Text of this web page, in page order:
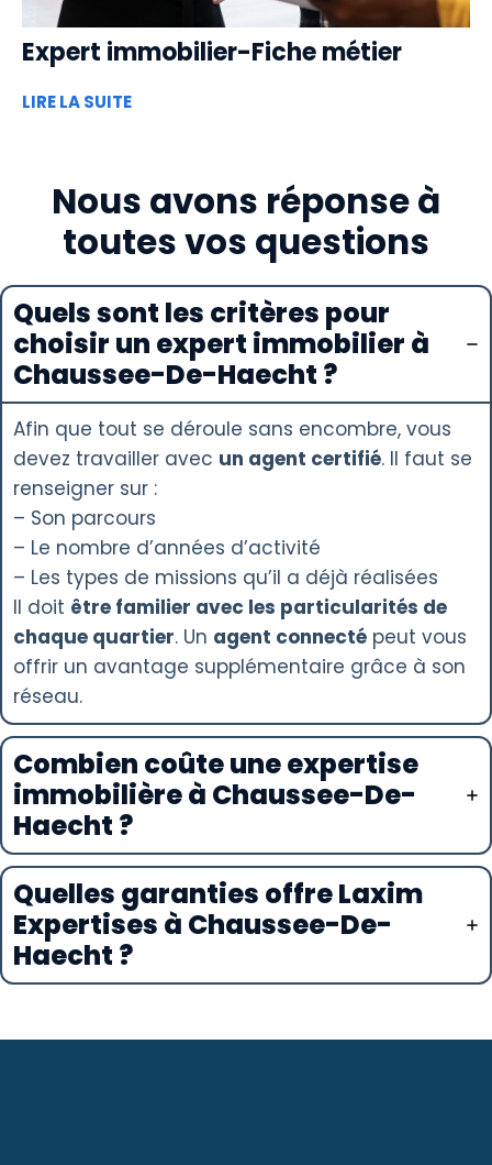
Expert immobilier-Fiche métier
LIRE LA SUITE
Nous avons réponse à
toutes vos questions
Quels sont les critères pour
choisir un expert immobilier à
Chaussee-De-Haecht ?
Afin que tout se déroule sans encombre, vous
devez travailler avec un agent certifié. Il faut se
renseigner sur :
– Son parcours
– Le nombre d’années d’activité
– Les types de missions qu’il a déjà réalisées
Il doit être familier avec les particularités de
chaque quartier. Un agent connecté peut vous
offrir un avantage supplémentaire grâce à son
réseau.
Combien coûte une expertise
immobilière à Chaussee-De-
Haecht ?
Quelles garanties offre Laxim
Expertises à Chaussee-De-
Haecht ?